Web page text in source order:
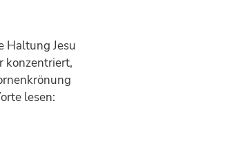
Haltung Jesu
konzentriert,
lesen: